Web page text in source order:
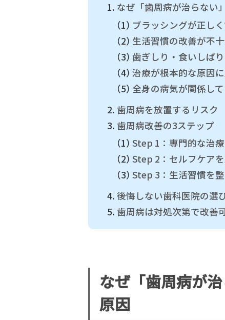
なぜ「歯周病が治らない
ブラッシングが正し
生活習慣の改善が不
歯ぎしり・食いしば
治療が根本的な原因
全身の病気が関係し
歯周病を放置するリスク
歯周病改善の3ステップ
Step 1：専門的な治
Step 2：セルフケア
Step 3：生活習慣を
後悔しない歯科医院の選
歯周病は対処次第で改善
なぜ「歯周病が
原因